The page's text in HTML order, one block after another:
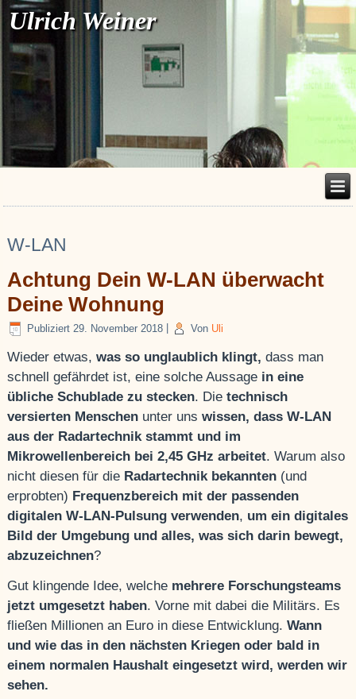
Ulrich Weiner
W-LAN
Achtung Dein W-LAN überwacht
Deine Wohnung
Publiziert 29. November 2018 Von Uli
Wieder etwas,was so unglaublich klingt, dass man
schnell gefährdet ist, eine solche Aussage in eine
übliche Schublade zu stecken. Dietechnisch
versierten Menschen unter unswissen, dass W-LAN
aus der Radartechnik stammt und im
Mikrowellenbereich bei 2,45 GHz arbeitet. Warum also
nicht diesen für die Radartechnik bekannten (und
erprobten) Frequenzbereich mit der passenden
digitalen W-LAN-Pulsung verwenden, um ein digitales
Bild der Umgebung und alles, was sich darin bewegt,
abzuzeichnen?
Gut klingende Idee, welche mehrere Forschungsteams
jetzt umgesetzt haben. Vorne mit dabei die Militärs. Es
fließen Millionen an Euro in diese Entwicklung.Wann
und wie das in den nächsten Kriegen oder bald in
einem normalen Haushalt eingesetzt wird, werden wir
sehen.